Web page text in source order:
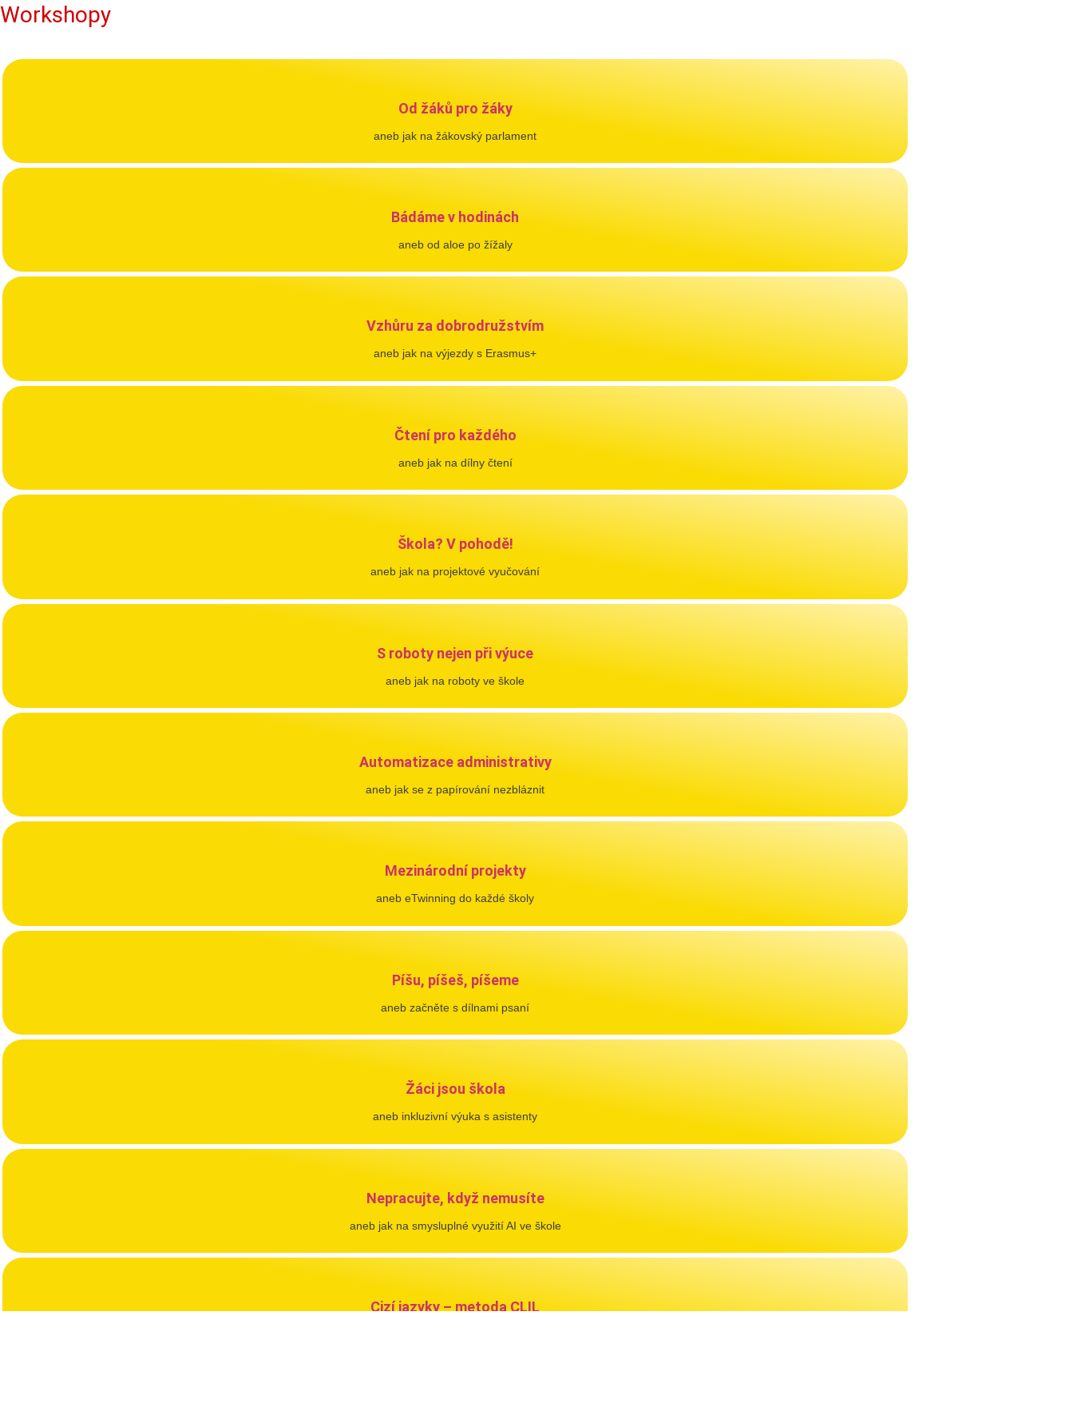
Workshopy
Od žáků pro žáky
aneb jak na žákovský parlament
Bádáme v hodinách
aneb od aloe po žížaly
Vzhůru za dobrodružstvím
aneb jak na výjezdy s Erasmus+
Čtení pro každého
aneb jak na dílny čtení
Škola? V pohodě!
aneb jak na projektové vyučování
S roboty nejen při výuce
aneb jak na roboty ve škole
Automatizace administrativy
aneb jak se z papírování nezbláznit
Mezinárodní projekty
aneb eTwinning do každé školy
Píšu, píšeš, píšeme
aneb začněte s dílnami psaní
Žáci jsou škola
aneb inkluzivní výuka s asistenty
Nepracujte, když nemusíte
aneb jak na smysluplné využití AI ve škole
Cizí jazyky – metoda CLIL